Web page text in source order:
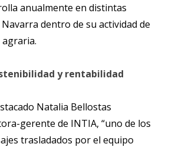
anualmente en distintas
dentro de su actividad de
y rentabilidad
Natalia Bellostas
gerente de INTIA, “uno de los
trasladados por el equipo